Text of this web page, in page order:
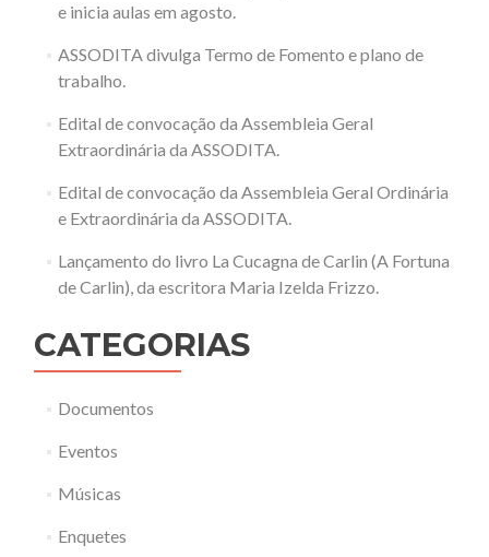
e inicia aulas em agosto.
ASSODITA divulga Termo de Fomento e plano de
trabalho.
Edital de convocação da Assembleia Geral
Extraordinária da ASSODITA.
Edital de convocação da Assembleia Geral Ordinária
e Extraordinária da ASSODITA.
Lançamento do livro La Cucagna de Carlin (A Fortuna
de Carlin), da escritora Maria Izelda Frizzo.
CATEGORIAS
Documentos
Eventos
Músicas
Enquetes